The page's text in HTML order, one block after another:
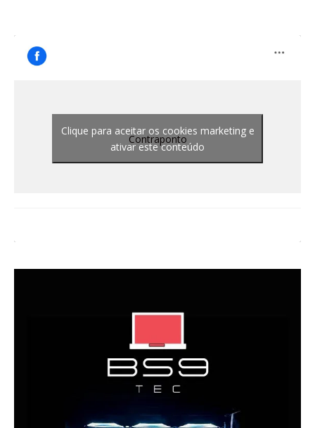
Contraponto
Clique para aceitar os cookies marketing e
ativar este conteúdo